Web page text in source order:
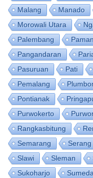
Malang
Manado
Morowali Utara
Palembang
Pangandaran
Pasuruan
Pati
Pemalang
Pontianak
Purwokerto
Rangkasbitung
Semarang
Serang
Slawi
Sleman
Sukoharjo